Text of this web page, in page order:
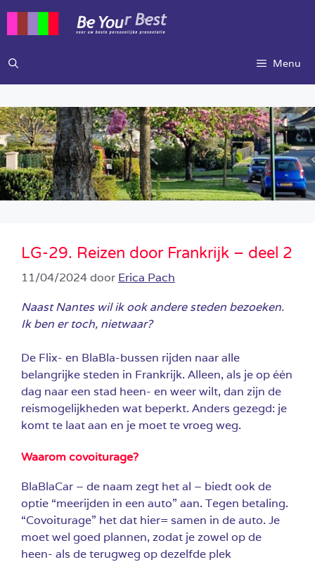
inhoud
Menu
LG-29. Reizen door Frankrijk – deel 2
11/04/2024door Erica Pach
Naast Nantes wil ik ook andere steden bezoeken.
Ik ben er toch, nietwaar?
De Flix- en BlaBla-bussen rijden naar alle
belangrijke steden in Frankrijk. Alleen, als je op één
dag naar een stad heen- en weer wilt, dan zijn de
reismogelijkheden wat beperkt. Anders gezegd: je
komt te laat aan en je moet te vroeg weg.
Waarom covoiturage?
BlaBlaCar – de naam zegt het al – biedt ook de
optie “meerijden in een auto” aan. Tegen betaling.
“Covoiturage” het dat hier= samen in de auto. Je
moet wel goed plannen, zodat je zowel op de
heen- als de terugweg op dezelfde plek